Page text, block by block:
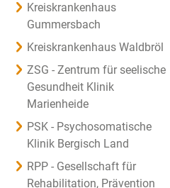
Kreiskrankenhaus
Gummersbach
Kreiskrankenhaus Waldbröl
ZSG - Zentrum für seelische
Gesundheit Klinik
Marienheide
PSK - Psychosomatische
Klinik Bergisch Land
RPP - Gesellschaft für
Rehabilitation, Prävention